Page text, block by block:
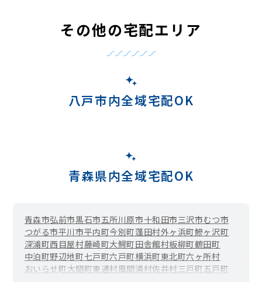
その他の宅配エリア
八戸市内全域宅配OK
青森県内全域宅配OK
青森市弘前市黒石市五所川原市十和田市三沢市むつ市
つがる市平川市平内町今別町蓬田村外ヶ浜町鰺ヶ沢町
深浦町西目屋村藤崎町大鰐町田舎館村板柳町鶴田町
中泊町野辺地町七戸町六戸町横浜町東北町六ヶ所村
おいらせ町大間町東通村風間浦村佐井村三戸町五戸町